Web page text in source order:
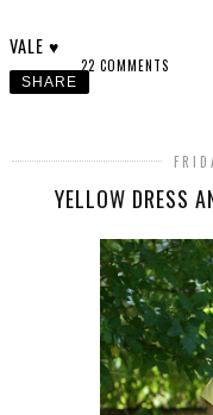
VALE ♥
22 COMMENTS
SHARE
YELLOW DRESS